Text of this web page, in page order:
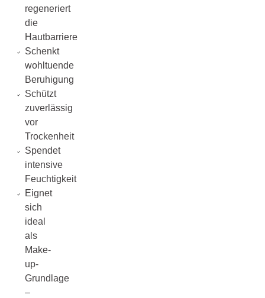
regeneriert
die
Hautbarriere
Schenkt
wohltuende
Beruhigung
Schützt
zuverlässig
vor
Trockenheit
Spendet
intensive
Feuchtigkeit
Eignet
sich
ideal
als
Make-
up-
Grundlage
–